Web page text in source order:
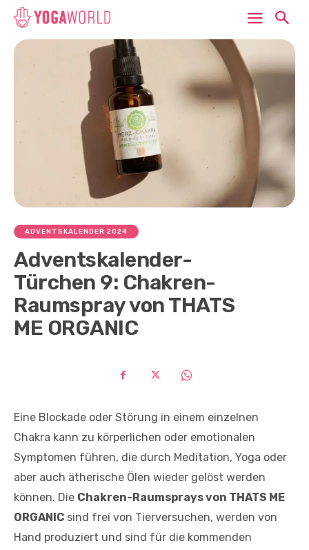
ADVENTSKALENDER 2024
Adventskalender-
Türchen 9: Chakren-
Raumspray von THATS
ME ORGANIC
Eine Blockade oder Störung in einem einzelnen
Chakra kann zu körperlichen oder emotionalen
Symptomen führen, die durch Meditation, Yoga oder
aber auch ätherische Ölen wieder gelöst werden
können. Die Chakren-Raumsprays von THATS ME
ORGANIC sind frei von Tierversuchen, werden von
Hand produziert und sind für die kommenden